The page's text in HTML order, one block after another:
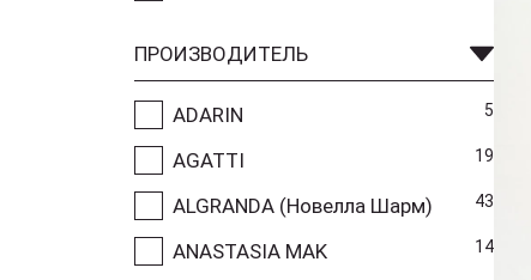
ПРОИЗВОДИТЕЛЬ
ADARIN 5
AGATTI 19
ALGRANDA (Новелла Шарм) 43
ANASTASIA MAK 14